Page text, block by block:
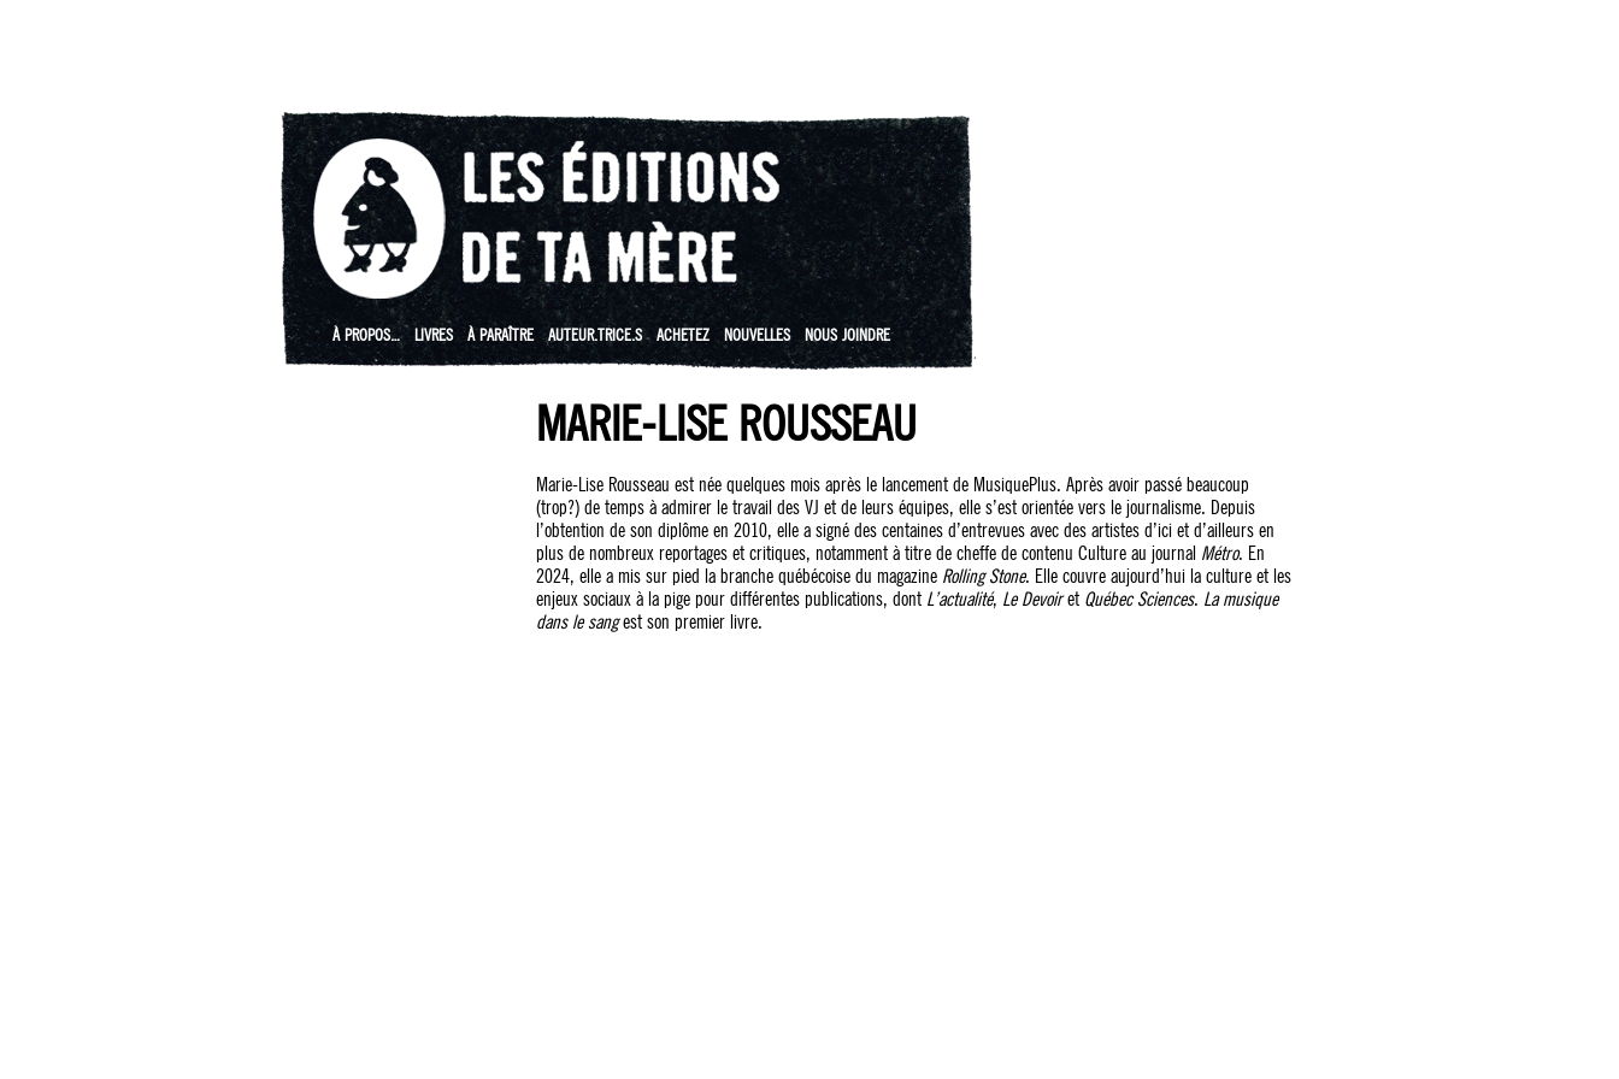
À PROPOS… LIVRES À PARAÎTRE AUTEUR.TRICE.S ACHETEZ NOUVELLES NOUS JOINDRE
MARIE-LISE ROUSSEAU
Marie-Lise Rousseau est née quelques mois après le lancement de MusiquePlus. Après avoir passé beaucoup
(trop?) de temps à admirer le travail des VJ et de leurs équipes, elle s’est orientée vers le journalisme. Depuis
l’obtention de son diplôme en 2010, elle a signé des centaines d’entrevues avec des artistes d’ici et d’ailleurs en
plus de nombreux reportages et critiques, notamment à titre de cheffe de contenu Culture au journal Métro. En
2024, elle a mis sur pied la branche québécoise du magazine Rolling Stone. Elle couvre aujourd’hui la culture et les
enjeux sociaux à la pige pour différentes publications, dont L’actualité, Le Devoiret Québec Sciences. La musique
dans le sangest son premier livre.